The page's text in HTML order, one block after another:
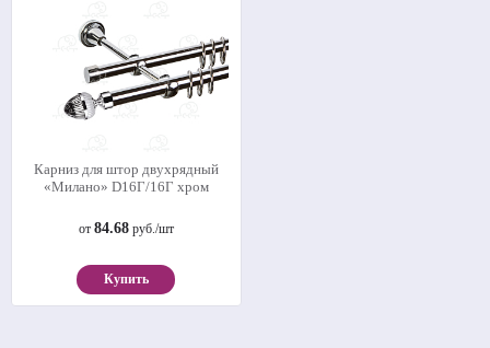
Карниз для штор двухрядный
«Милано» D16Г/16Г хром
от 84.68руб./шт
Купить